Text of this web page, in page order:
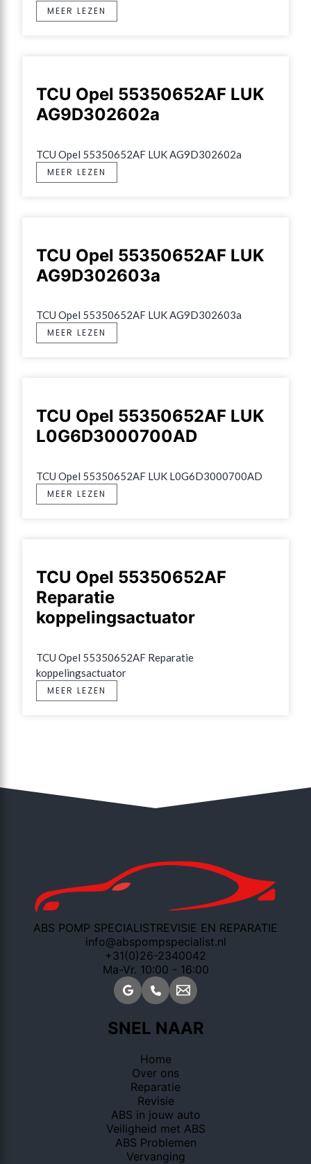
MEER LEZEN
TCU Opel 55350652AF LUK
AG9D302602a
TCU Opel 55350652AF LUK AG9D302602a
MEER LEZEN
TCU Opel 55350652AF LUK
AG9D302603a
TCU Opel 55350652AF LUK AG9D302603a
MEER LEZEN
TCU Opel 55350652AF LUK
L0G6D3000700AD
TCU Opel 55350652AF LUK L0G6D3000700AD
MEER LEZEN
TCU Opel 55350652AF
Reparatie
koppelingsactuator
TCU Opel 55350652AF Reparatie
koppelingsactuator
MEER LEZEN
ABS POMP SPECIALISTREVISIE EN REPARATIE
info@abspompspecialist.nl
+31(0)26-2340042
Ma-Vr. 10:00 - 16:00
SNEL NAAR
Home
Over ons
Reparatie
Revisie
ABS in jouw auto
Veiligheid met ABS
ABS Problemen
Vervanging